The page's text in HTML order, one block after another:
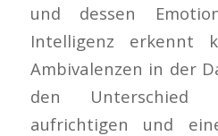
und dessen
Intelligenz erkennt
Ambivalenzen in der
den Unterschied
aufrichtigen und